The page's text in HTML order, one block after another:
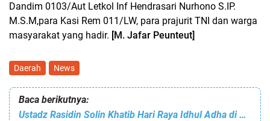
Dandim 0103/Aut Letkol Inf Hendrasari Nurhono S.IP.
M.S.M,para Kasi Rem 011/LW, para prajurit TNI dan warga
masyarakat yang hadir. [M. Jafar Peunteut]
Daerah News
Baca berikutnya:
Ustadz Rasidin Solin Khatib Hari Raya Idhul Adha di Danau Bungara, Singkil. Ini Isi Khutbahnya